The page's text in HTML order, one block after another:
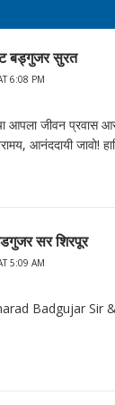
बड्गुजर सुरत
6:08 PM
आपला जीवन प्रवास
आनंददायी जावो!
सर शिरपूर
5:09 AM
Badgujar Sir